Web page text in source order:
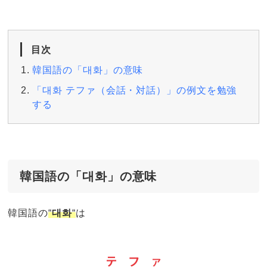
目次
韓国語の「대화」の意味
「대화 テファ（会話・対話）」の例文を勉強
する
韓国語の「대화」の意味
韓国語の“대화“は